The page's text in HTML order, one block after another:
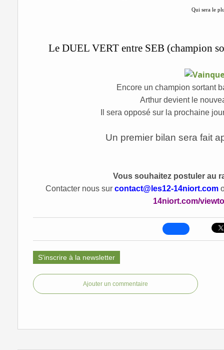
Qui sera le
Le DUEL VERT entre SEB (champion
Encore un champion sortant
Arthur devient le
Il sera opposé sur la prochaine
Un premier bilan sera fait
Vous souhaitez postuler au
Contacter nous sur contact@les12-14niort.com
14niort.com/
S'inscrire à la newsletter
Ajouter un commentaire